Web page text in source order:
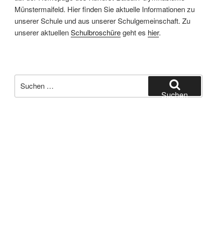
Münstermaifeld. Hier finden Sie aktuelle Informationen zu
unserer Schule und aus unserer Schulgemeinschaft. Zu
unserer aktuellenSchulbroschüregeht es hier.
nach:
Suchen